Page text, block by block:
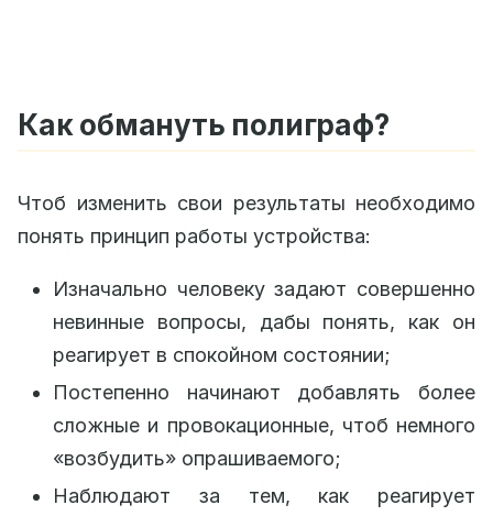
Как обмануть полиграф?
Чтоб изменить свои результаты необходимо
понять принцип работы устройства:
Изначально человеку задают совершенно
невинные вопросы, дабы понять, как он
реагирует в спокойном состоянии;
Постепенно начинают добавлять более
сложные и провокационные, чтоб немного
«возбудить» опрашиваемого;
Наблюдают за тем, как реагирует